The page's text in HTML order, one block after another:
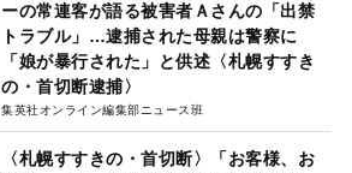
ーの常連客が語る被害者Ａさんの「出禁
トラブル」…逮捕された母親は警察に
「娘が暴行された」と供述〈札幌すすき
の・首切断逮捕〉
集英社オンライン編集部ニュース班
〈札幌すすきの・首切断〉「お客様、お